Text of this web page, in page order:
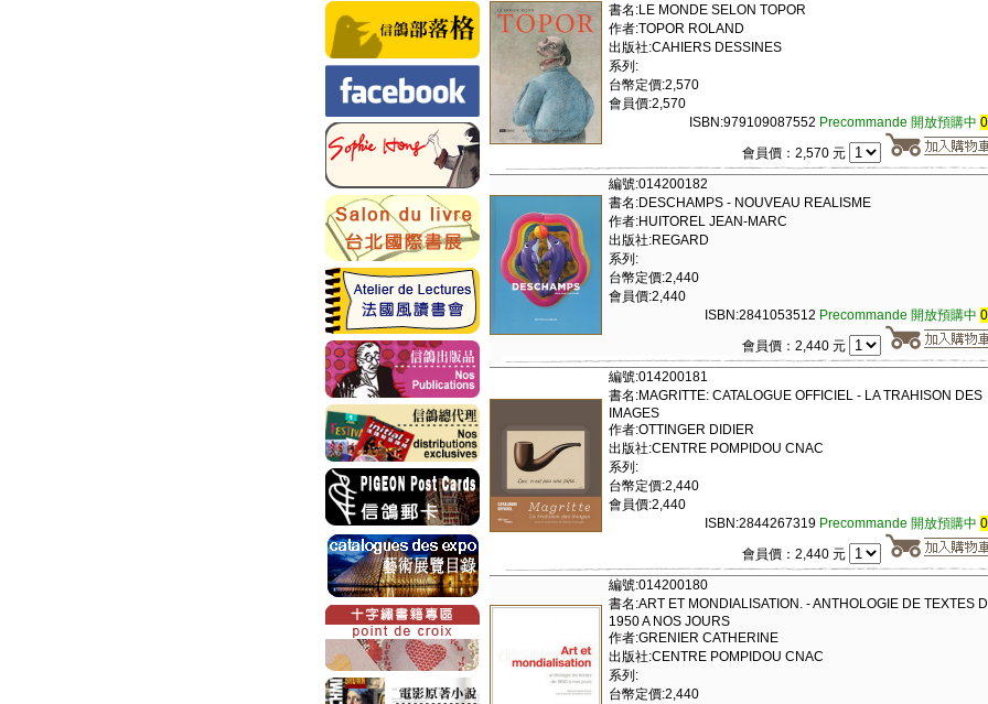
書名:LE MONDE SELON TOPOR
作者:TOPOR ROLAND
出版社:CAHIERS DESSINES
系列:
台幣定價:2,570
會員價:2,570
ISBN:979109087552 Precommande 開放預購中
會員價：2,570 元
編號:014200182
書名:DESCHAMPS - NOUVEAU REALISME
作者:HUITOREL JEAN-MARC
出版社:REGARD
系列:
台幣定價:2,440
會員價:2,440
ISBN:2841053512 Precommande 開放預購中
會員價：2,440 元
編號:014200181
書名:MAGRITTE: CATALOGUE OFFICIEL - LA TRAHISON DES
IMAGES
作者:OTTINGER DIDIER
出版社:CENTRE POMPIDOU CNAC
系列:
台幣定價:2,440
會員價:2,440
ISBN:2844267319 Precommande 開放預購中
會員價：2,440 元
編號:014200180
書名:ART ET MONDIALISATION. - ANTHOLOGIE DE TEXTES
1950 A NOS JOURS
作者:GRENIER CATHERINE
出版社:CENTRE POMPIDOU CNAC
系列:
台幣定價:2,440